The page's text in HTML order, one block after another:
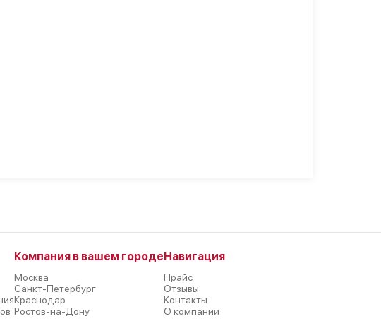
Компания в вашем городе
Москва
Санкт-Петербург
Краснодар
Ростов-на-Дону
Навигация
Прайс
Отзывы
Контакты
О компании